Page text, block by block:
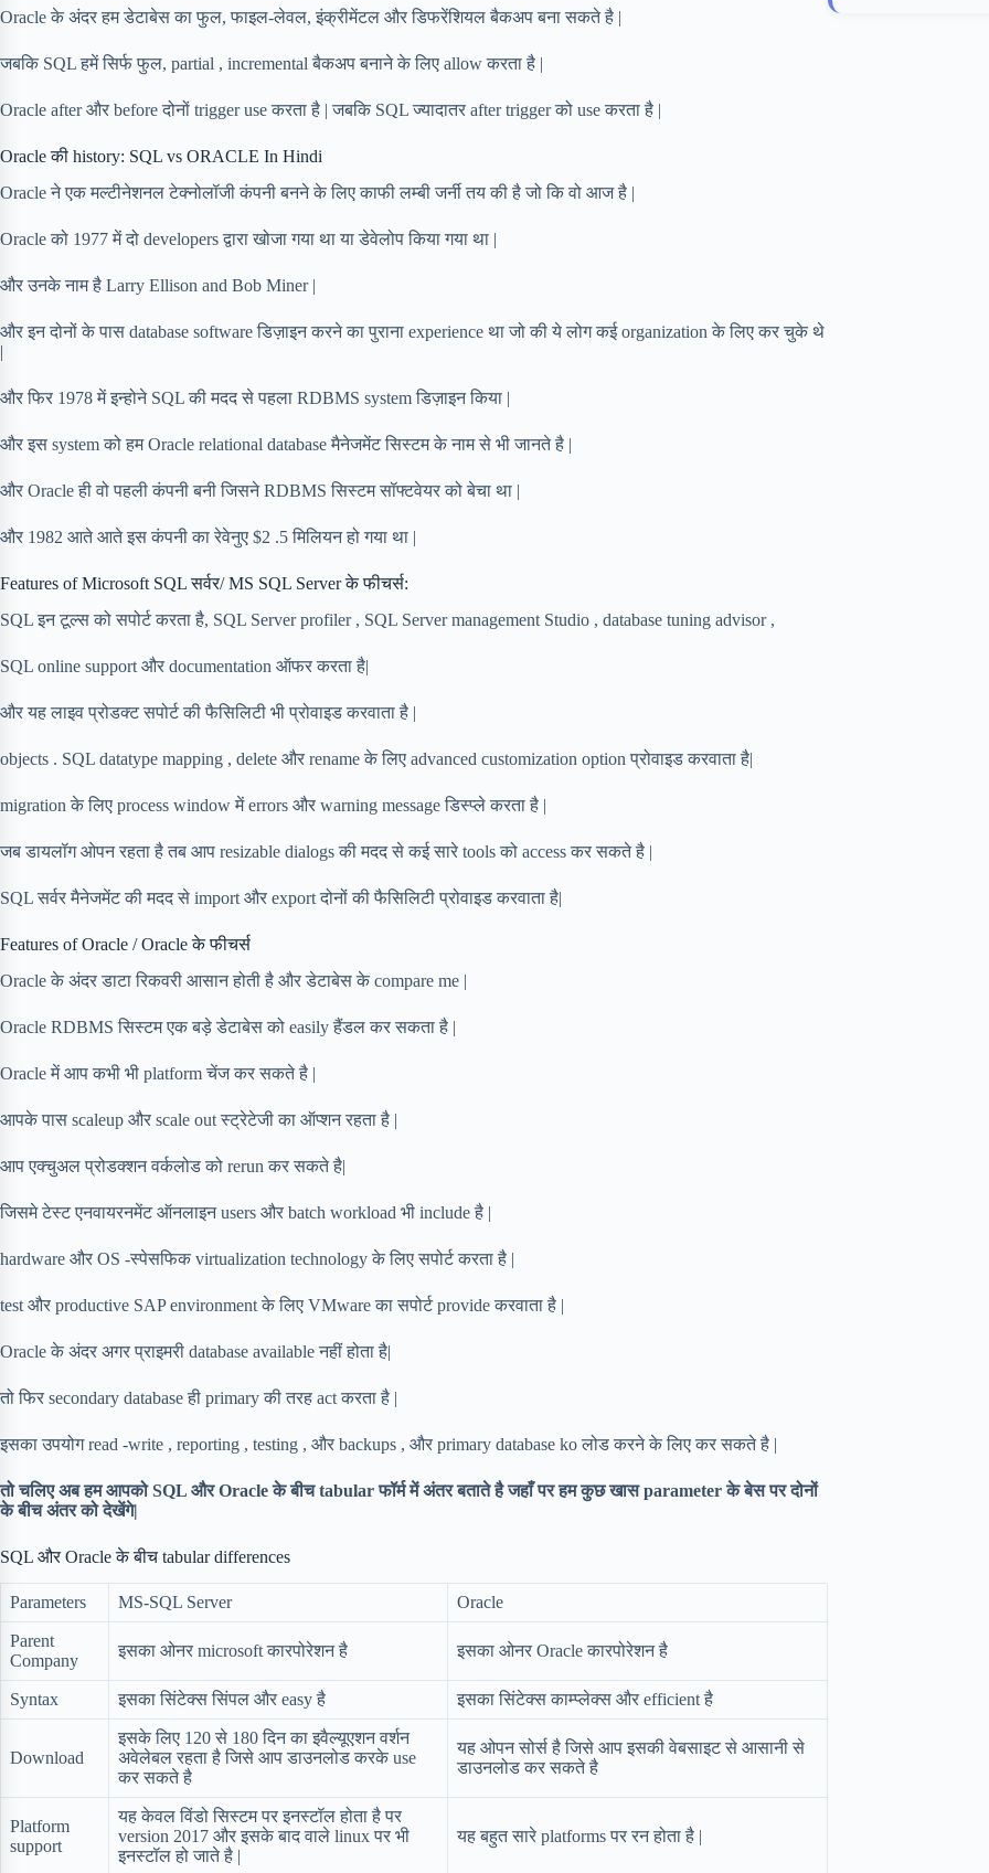
Oracle के अंदर हम डेटाबेस का फुल, फाइल-लेवल, इंक्रीमेंटल और डिफरेंशियल बैकअप बना सकते है |
जबकि SQL हमें सिर्फ फुल, partial , incremental बैकअप बनाने के लिए allow करता है |
Oracle after और before दोनों trigger use करता है | जबकि SQL ज्यादातर after trigger को use करता है |
Oracle की history: SQL vs ORACLE In Hindi
Oracle ने एक मल्टीनेशनल टेक्नोलॉजी कंपनी बनने के लिए काफी लम्बी जर्नी तय की है जो कि वो आज है |
Oracle को 1977 में दो developers द्वारा खोजा गया था या डेवेलोप किया गया था |
और उनके नाम है Larry Ellison and Bob Miner |
और इन दोनों के पास database software डिज़ाइन करने का पुराना experience था जो की ये लोग कई organization के लिए कर चुके थे
|
और फिर 1978 में इन्होने SQL की मदद से पहला RDBMS system डिज़ाइन किया |
और इस system को हम Oracle relational database मैनेजमेंट सिस्टम के नाम से भी जानते है |
और Oracle ही वो पहली कंपनी बनी जिसने RDBMS सिस्टम सॉफ्टवेयर को बेचा था |
और 1982 आते आते इस कंपनी का रेवेनुए $2 .5 मिलियन हो गया था |
Features of Microsoft SQL सर्वर/ MS SQL Server के फीचर्स:
SQL इन टूल्स को सपोर्ट करता है, SQL Server profiler , SQL Server management Studio , database tuning advisor ,
SQL online support और documentation ऑफर करता है|
और यह लाइव प्रोडक्ट सपोर्ट की फैसिलिटी भी प्रोवाइड करवाता है |
objects . SQL datatype mapping , delete और rename के लिए advanced customization option प्रोवाइड करवाता है|
migration के लिए process window में errors और warning message डिस्प्ले करता है |
जब डायलॉग ओपन रहता है तब आप resizable dialogs की मदद से कई सारे tools को access कर सकते है |
SQL सर्वर मैनेजमेंट की मदद से import और export दोनों की फैसिलिटी प्रोवाइड करवाता है|
Features of Oracle / Oracle के फीचर्स
Oracle के अंदर डाटा रिकवरी आसान होती है और डेटाबेस के compare me |
Oracle RDBMS सिस्टम एक बड़े डेटाबेस को easily हैंडल कर सकता है |
Oracle में आप कभी भी platform चेंज कर सकते है |
आपके पास scaleup और scale out स्ट्रेटेजी का ऑप्शन रहता है |
आप एक्चुअल प्रोडक्शन वर्कलोड को rerun कर सकते है|
जिसमे टेस्ट एनवायरनमेंट ऑनलाइन users और batch workload भी include है |
hardware और OS -स्पेसफिक virtualization technology के लिए सपोर्ट करता है |
test और productive SAP environment के लिए VMware का सपोर्ट provide करवाता है |
Oracle के अंदर अगर प्राइमरी database available नहीं होता है|
तो फिर secondary database ही primary की तरह act करता है |
इसका उपयोग read -write , reporting , testing , और backups , और primary database ko लोड करने के लिए कर सकते है |
तो चलिए अब हम आपको SQL और Oracle के बीच tabular फॉर्म में अंतर बताते है जहाँ पर हम कुछ खास parameter के बेस पर दोनों
के बीच अंतर को देखेंगे|
SQL और Oracle के बीच tabular differences
Parameters MS-SQL Server Oracle
Parent
Company
इसका ओनर microsoft कारपोरेशन है इसका ओनर Oracle कारपोरेशन है
Syntax इसका सिंटेक्स सिंपल और easy है इसका सिंटेक्स काम्प्लेक्स और efficient है
Download
इसके लिए 120 से 180 दिन का इवैल्यूएशन वर्शन
अवेलेबल रहता है जिसे आप डाउनलोड करके use
कर सकते है
यह ओपन सोर्स है जिसे आप इसकी वेबसाइट से आसानी से
डाउनलोड कर सकते है
Platform
support
यह केवल विंडो सिस्टम पर इनस्टॉल होता है पर
version 2017 और इसके बाद वाले linux पर भी
इनस्टॉल हो जाते है |
यह बहुत सारे platforms पर रन होता है |